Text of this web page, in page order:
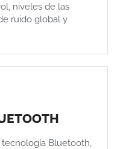
niveles de las
ruido global y
Bluetooth,